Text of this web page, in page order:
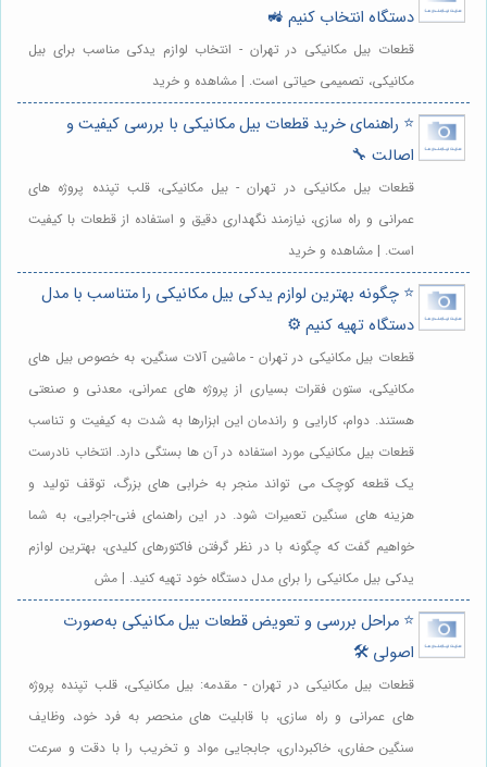
دستگاه انتخاب کنیم 🚜
قطعات بیل مکانیکی در تهران - انتخاب لوازم یدکی مناسب برای بیل
مکانیکی، تصمیمی حیاتی است. | مشاهده و خرید
⭐️ راهنمای خرید قطعات بیل مکانیکی با بررسی کیفیت و
اصالت 🔧
قطعات بیل مکانیکی در تهران - بیل مکانیکی، قلب تپنده پروژه های
عمرانی و راه سازی، نیازمند نگهداری دقیق و استفاده از قطعات با کیفیت
است. | مشاهده و خرید
⭐️ چگونه بهترین لوازم یدکی بیل مکانیکی را متناسب با مدل
دستگاه تهیه کنیم ⚙️
قطعات بیل مکانیکی در تهران - ماشین آلات سنگین، به خصوص بیل های
مکانیکی، ستون فقرات بسیاری از پروژه های عمرانی، معدنی و صنعتی
هستند. دوام، کارایی و راندمان این ابزارها به شدت به کیفیت و تناسب
قطعات بیل مکانیکی مورد استفاده در آن ها بستگی دارد. انتخاب نادرست
یک قطعه کوچک می تواند منجر به خرابی های بزرگ، توقف تولید و
هزینه های سنگین تعمیرات شود. در این راهنمای فنی-اجرایی، به شما
خواهیم گفت که چگونه با در نظر گرفتن فاکتورهای کلیدی، بهترین لوازم
یدکی بیل مکانیکی را برای مدل دستگاه خود تهیه کنید. | مش
⭐️ مراحل بررسی و تعویض قطعات بیل مکانیکی به‌صورت
اصولی 🛠️
قطعات بیل مکانیکی در تهران - مقدمه: بیل مکانیکی، قلب تپنده پروژه
های عمرانی و راه سازی، با قابلیت های منحصر به فرد خود، وظایف
سنگین حفاری، خاکبرداری، جابجایی مواد و تخریب را با دقت و سرعت